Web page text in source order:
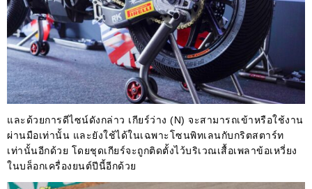
และด้วยการดีไซน์ดังกล่าว เกียร์ว่าง (N) จะสามารถเข้าหรือใช้งาน
ผ่านมือเท่านั้น และยังใช้ได้ในเฉพาะโซนพิทเลนกับกริตสตาร์ท
เท่านั้นอีกด้วย โดยชุดเกียร์จะถูกติดตั้งไว้บริเวณเสื้อเพลาข้อเหวี่ยง
ในบล็อกเครื่องยนต์ปีนี้อีกด้วย